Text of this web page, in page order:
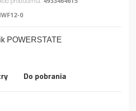
0
POWERSTATE
Do pobrania